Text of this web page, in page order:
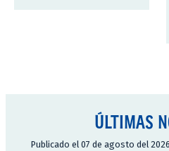
ÚLTIMAS
Publicado el 07 de agosto del 2026